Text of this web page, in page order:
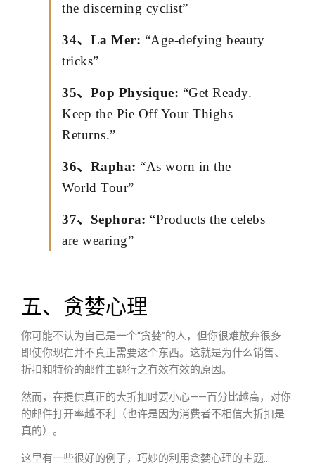
the discerning cyclist”
34、La Mer: “Age-defying beauty
tricks”
35、Pop Physique: “Get Ready.
Keep the Pie Off Your Thighs
Returns.”
36、Rapha: “As worn in the
World Tour”
37、Sephora: “Products the celebs
are wearing”
五、贪婪心理
你可能不认为自己是一个“贪婪”的人，但你很难放弃很多…
即使你现在并不真正需要这个东西。这就是为什么销售、
折扣和特价的邮件主题行之有效有效的原因。
然而，在提供真正的大折扣时要小心——百分比越高，对你
的邮件打开率越不利（也许是因为消费者不相信大折扣是
真的）。
这里有一些很好的例子，巧妙的利用贪婪心理的主题…